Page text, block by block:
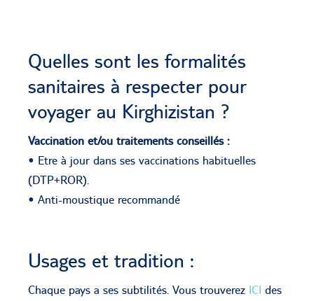
Quelles sont les formalités
sanitaires à respecter pour
voyager au Kirghizistan ?
Vaccination et/ou traitements conseillés :
• Etre à jour dans ses vaccinations habituelles
(DTP+ROR).
• Anti-moustique recommandé
Usages et tradition :
Chaque pays a ses subtilités. Vous trouverez ICI des